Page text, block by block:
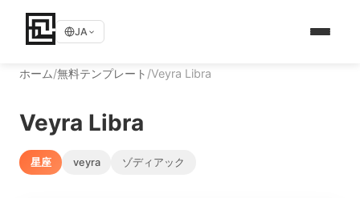
JA
ホーム/無料テンプレート /Veyra Libra
Veyra Libra
星座 veyra ゾディアック